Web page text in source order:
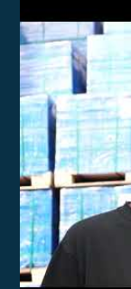
Das
Es gelten die